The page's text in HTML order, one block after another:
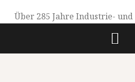
Über 285 Jahre Industrie-